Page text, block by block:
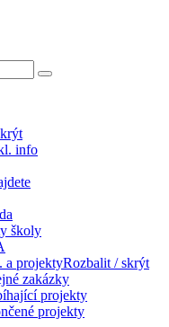
info
školy
a projektyRozbalit / skrýt
zakázky
projekty
projekty